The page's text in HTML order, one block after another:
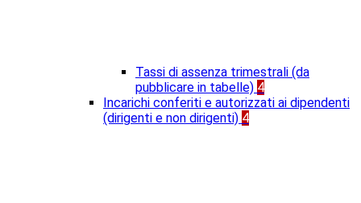
Tassi di assenza trimestrali (da
pubblicare in tabelle) 4
Incarichi conferiti e autorizzati ai dipendenti
(dirigenti e non dirigenti) 4